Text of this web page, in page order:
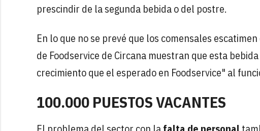
prescindir de la segunda bebida o del postre.
En lo que no se prevé que los comensales escatimen
de Foodservice de Circana muestran que esta
crecimiento que el esperado en Foodservice" al
100.000 PUESTOS VACANTES